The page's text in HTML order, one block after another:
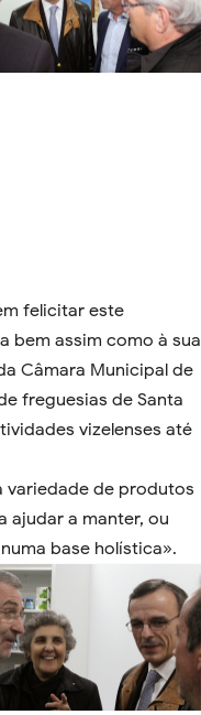
felicitar este
bem assim como à sua
Câmara Municipal de
freguesias de Santa
vizelenses até
variedade de produtos
ajudar a manter, ou
base holística».